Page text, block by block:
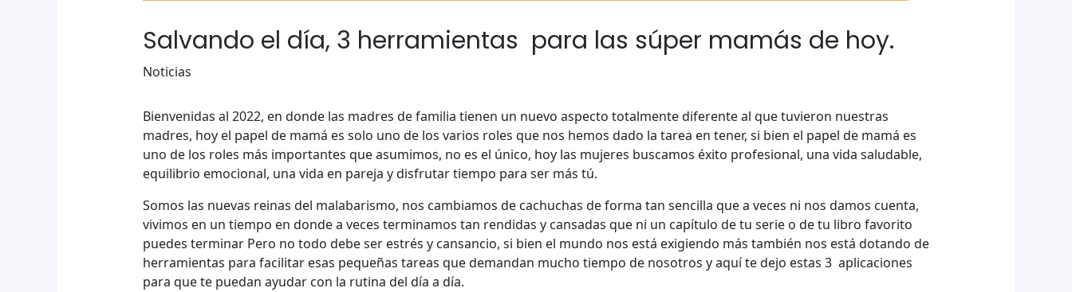
Salvando el día, 3 herramientas para las súper mamás de hoy.
Noticias
Bienvenidas al 2022, en donde las madres de familia tienen un nuevo aspecto totalmente diferente al que tuvieron nuestras
madres, hoy el papel de mamá es solo uno de los varios roles que nos hemos dado la tarea en tener, si bien el papel de mamá es
uno de los roles más importantes que asumimos, no es el único, hoy las mujeres buscamos éxito profesional, una vida saludable,
equilibrio emocional, una vida en pareja y disfrutar tiempo para ser más tú.
Somos las nuevas reinas del malabarismo, nos cambiamos de cachuchas de forma tan sencilla que a veces ni nos damos cuenta,
vivimos en un tiempo en donde a veces terminamos tan rendidas y cansadas que ni un capítulo de tu serie o de tu libro favorito
puedes terminar Pero no todo debe ser estrés y cansancio, si bien el mundo nos está exigiendo más también nos está dotando de
herramientas para facilitar esas pequeñas tareas que demandan mucho tiempo de nosotros y aquí te dejo estas 3 aplicaciones
para que te puedan ayudar con la rutina del día a día.